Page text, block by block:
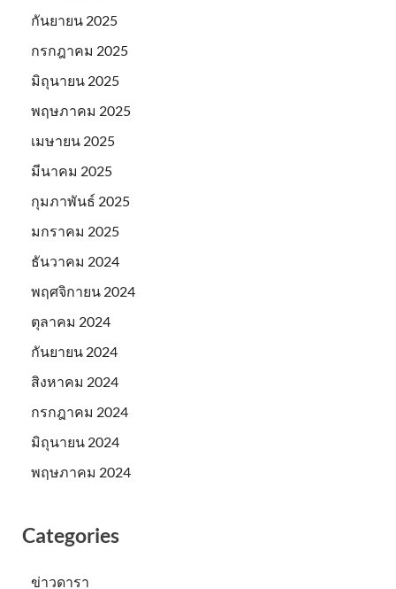
กันยายน 2025
กรกฎาคม 2025
มิถุนายน 2025
พฤษภาคม 2025
เมษายน 2025
มีนาคม 2025
กุมภาพันธ์ 2025
มกราคม 2025
ธันวาคม 2024
พฤศจิกายน 2024
ตุลาคม 2024
กันยายน 2024
สิงหาคม 2024
กรกฎาคม 2024
มิถุนายน 2024
พฤษภาคม 2024
Categories
ข่าวดารา